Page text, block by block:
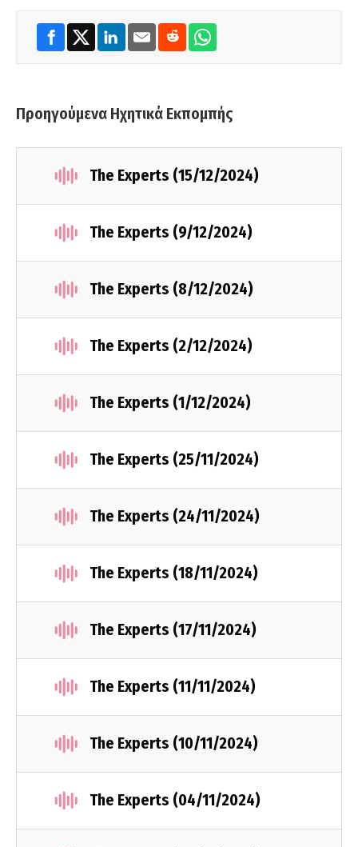
Προηγούμενα Ηχητικά Εκπομπής
The Experts (15/12/2024)
The Experts (9/12/2024)
The Experts (8/12/2024)
The Experts (2/12/2024)
The Experts (1/12/2024)
The Experts (25/11/2024)
The Experts (24/11/2024)
The Experts (18/11/2024)
The Experts (17/11/2024)
The Experts (11/11/2024)
The Experts (10/11/2024)
The Experts (04/11/2024)